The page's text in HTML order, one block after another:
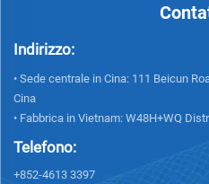
Indirizzo:
• Sede centrale in Cina: 111 Beicun
Cina
• Fabbrica in Vietnam: W48H+WQ
Telefono:
+852-4613 3397